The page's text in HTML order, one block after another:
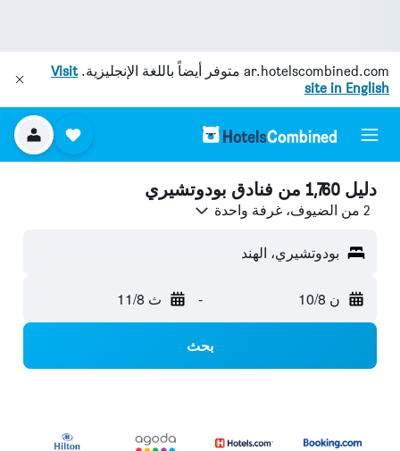
ar.hotelscombined.com متوفر أيضاً باللغة الإنجليزية.Visit
site in English
دليل 1,760 من فنادق بودوتشيري
2 من الضيوف، غرفة واحدة
بودوتشيري، الهند
ن 10/8 - ث 11/8
بحث